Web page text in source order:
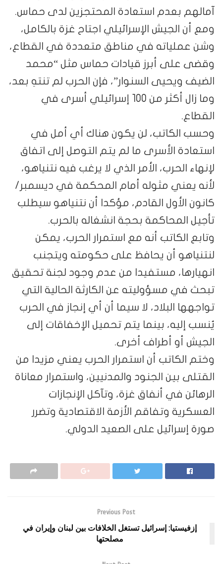
آمالهم بعدم استعادة المحتجزين لدى حماس.
ومع أن الجيش الإسرائيلي اجتاح غزة بالكامل،
وشن عملياته في مناطق متعددة في القطاع،
وقضى على أبرز قيادات حماس مثل “محمد
الضيف ويحيى السنوار”، فإن الحرب لم تنتهِ بعد،
وما زال أكثر من 100 إسرائيلي أسرى في
القطاع.
وحسب الكاتب، لن يكون هناك أي أمل في
استعادة الأسرى ما لم يتم التوصل إلى اتفاق
لإنهاء الحرب، الأمر الذي لا يرغب فيه نتنياهو،
لأنه يعني مثوله أمام المحكمة في ديسمبر/
كانون الأول القادم، مؤكدا أن نتنياهو سيطلب
تأجيل المحاكمة بحجة انشغاله بالحرب.
وتابع الكاتب أنه مع استمرار الحرب، يمكن
لنتنياهو أن يحافظ على حكومته ويتجنب
انهيارها، مستفيدا من عدم وجود لجنة تحقيق
تبحث في مسؤوليته عن الكارثة الحالية التي
تواجهها البلاد، لا سيما أن أي إنجاز في الحرب
يُنسب إليه، بينما يتم تحميل الإخفاقات إلى
الجيش أو أطراف أخرى.
وختم الكاتب أن استمرار الحرب يعني مزيدا من
القتلى بين الجنود والمدنيين، واستمرار معاناة
الرهائن في أنفاق غزة، وتآكل الإنجازات
العسكرية وتفاقم الأزمة الاقتصادية وتضرر
صورة إسرائيل على الصعيد الدولي.
Previous Post
إزفيستيا: إسرائيل تستغل الخلافات بين لبنان وإيران في
مصلحتها